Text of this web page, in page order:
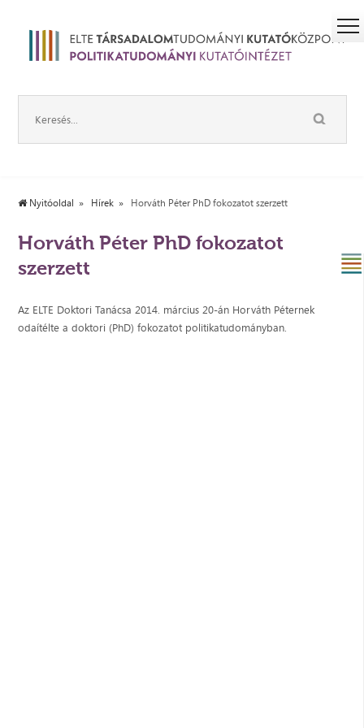
Nyitóoldal Hírek Horváth Péter PhD fokozatot szerzett
Horváth Péter PhD fokozatot
szerzett
Az ELTE Doktori Tanácsa 2014. március 20-án Horváth Péternek
odaítélte a doktori (PhD) fokozatot politikatudományban.